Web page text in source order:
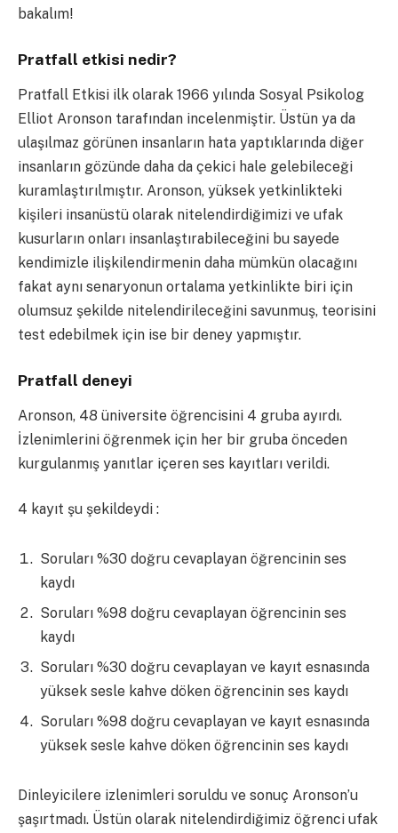
bakalım!
Pratfall etkisi nedir?
Pratfall Etkisi ilk olarak 1966 yılında Sosyal Psikolog
Elliot Aronson tarafından incelenmiştir. Üstün ya da
ulaşılmaz görünen insanların hata yaptıklarında diğer
insanların gözünde daha da çekici hale gelebileceği
kuramlaştırılmıştır. Aronson, yüksek yetkinlikteki
kişileri insanüstü olarak nitelendirdiğimizi ve ufak
kusurların onları insanlaştırabileceğini bu sayede
kendimizle ilişkilendirmenin daha mümkün olacağını
fakat aynı senaryonun ortalama yetkinlikte biri için
olumsuz şekilde nitelendirileceğini savunmuş, teorisini
test edebilmek için ise bir deney yapmıştır.
Pratfall deneyi
Aronson, 48 üniversite öğrencisini 4 gruba ayırdı.
İzlenimlerini öğrenmek için her bir gruba önceden
kurgulanmış yanıtlar içeren ses kayıtları verildi.
4 kayıt şu şekildeydi :
Soruları %30 doğru cevaplayan öğrencinin ses
kaydı
Soruları %98 doğru cevaplayan öğrencinin ses
kaydı
Soruları %30 doğru cevaplayan ve kayıt esnasında
yüksek sesle kahve döken öğrencinin ses kaydı
Soruları %98 doğru cevaplayan ve kayıt esnasında
yüksek sesle kahve döken öğrencinin ses kaydı
Dinleyicilere izlenimleri soruldu ve sonuç Aronson’u
şaşırtmadı. Üstün olarak nitelendirdiğimiz öğrenci ufak